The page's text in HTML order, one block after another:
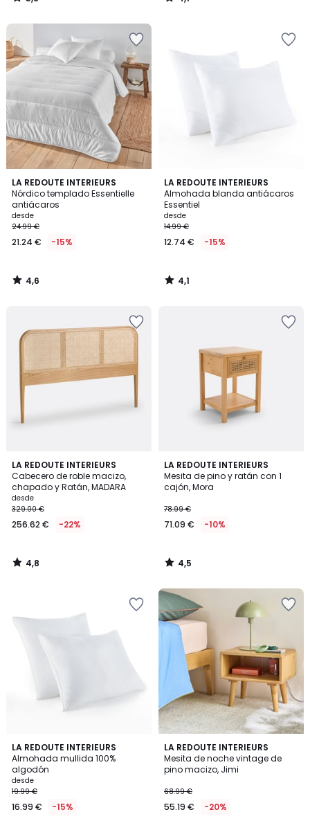
/
/
LA REDOUTE INTERIEURS
Nórdico templado Essentielle
antiácaros
desde
24.99 €
21.24 € -15%
4,6
/ 5
4,6
/
LA REDOUTE INTERIEURS
Almohada blanda antiácaros
Essentiel
desde
14.99 €
12.74 € -15%
4,1
/ 5
4,1
/
LA REDOUTE INTERIEURS
Cabecero de roble macizo,
chapado y Ratán, MADARA
desde
329.00 €
256.62 € -22%
4,8
/ 5
4,8
/
LA REDOUTE INTERIEURS
Mesita de pino y ratán con 1
cajón, Mora
78.99 €
71.09 € -10%
4,5
/ 5
4,5
/
LA REDOUTE INTERIEURS
Almohada mullida 100%
algodón
desde
19.99 €
16.99 € -15%
4,2
/ 5
LA REDOUTE INTERIEURS
Mesita de noche vintage de
pino macizo, Jimi
68.99 €
55.19 € -20%
4,2
/ 5